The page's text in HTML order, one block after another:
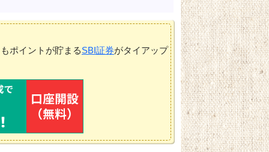
ポイントが貯まるSBI証券がタイアップ